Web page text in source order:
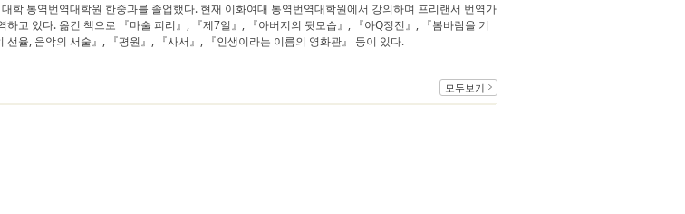
학 통역번역대학원 한중과를 졸업했다. 현재 이화여대 통역번역대학원에서 강의하며 프리랜서 번역가
하고 있다. 옮긴 책으로 『마술 피리』, 『제7일』, 『아버지의 뒷모습』, 『아Q정전』, 『봄바람을 기
선율, 음악의 서술』, 『평원』, 『사서』, 『인생이라는 이름의 영화관』 등이 있다.
모두보기